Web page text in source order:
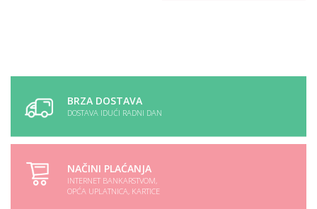
BRZA DOSTAVA
DOSTAVA IDUĆI RADNI DAN
NAČINI PLAĆANJA
INTERNET BANKARSTVOM,
OPĆA UPLATNICA, KARTICE